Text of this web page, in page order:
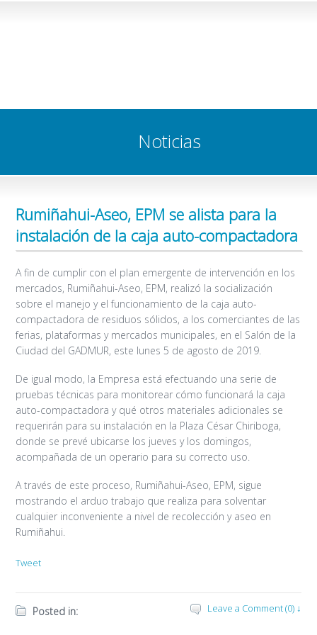
Noticias
Rumiñahui-Aseo, EPM se alista para la
instalación de la caja auto-compactadora
A fin de cumplir con el plan emergente de intervención en los
mercados, Rumiñahui-Aseo, EPM, realizó la socialización
sobre el manejo y el funcionamiento de la caja auto-
compactadora de residuos sólidos, a los comerciantes de las
ferias, plataformas y mercados municipales, en el Salón de la
Ciudad del GADMUR, este lunes 5 de agosto de 2019.
De igual modo, la Empresa está efectuando una serie de
pruebas técnicas para monitorear cómo funcionará la caja
auto-compactadora y qué otros materiales adicionales se
requerirán para su instalación en la Plaza César Chiriboga,
donde se prevé ubicarse los jueves y los domingos,
acompañada de un operario para su correcto uso.
A través de este proceso, Rumiñahui-Aseo, EPM, sigue
mostrando el arduo trabajo que realiza para solventar
cualquier inconveniente a nivel de recolección y aseo en
Rumiñahui.
Tweet
Posted in: Leave a Comment (0) ↓